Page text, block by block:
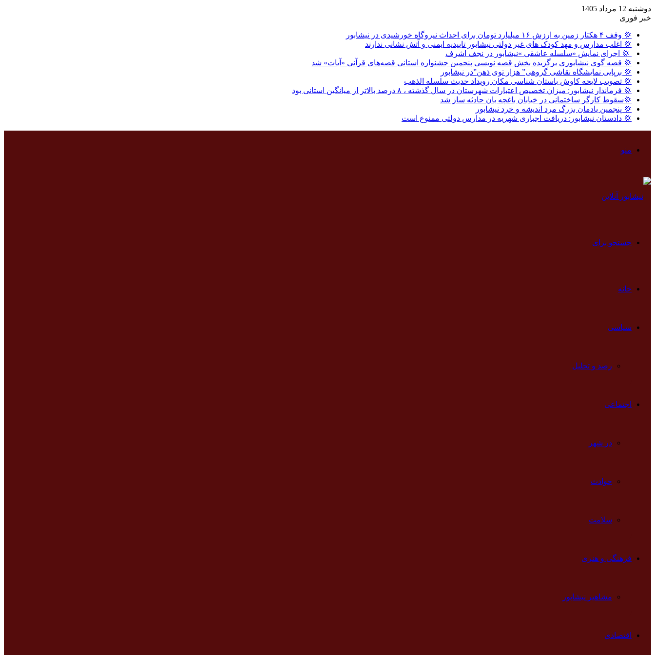
دوشنبه 12 مرداد 1405
خبر فوری
💢 وقف ۴ هکتار زمین به ارزش ۱۶ میلیارد تومان برای احداث نیروگاه خورشیدی در نیشابور
💢 اغلب مدارس و مهد کودک های غیر دولتی نیشابور تاییدیه ایمنی و آتش نشانی ندارند
‍ 💢 اجرای نمایش «سلسله عاشقی »نیشابور در نجف اشرف
💢 قصه گوی نیشابوری برگزیده بخش قصه نویسی پنجمین جشنواره استانی قصه‌های قرآنی «آیات» شد
💢 برپایی نمایشگاه نقاشی گروهی” هزار توی ذهن”در نیشابور
💢 تصویب لایحه کاوش باستان شناسی مکان رویداد حدیث سلسله الذهب
💢 فرماندار نیشابور: میزان تخصیص اعتبارات شهرستان در سال گذشته ، ۸ درصد بالاتر از میانگین استانی بود
💢سقوط کارگر ساختمانی در خیابان باغچه بان حادثه ساز شد
💢 پنجمین یادمان بزرگ مرد اندیشه و خرد نیشابور
💢 دادستان نیشابور: دریافت اجباری شهریه در مدارس دولتی ممنوع است
منو
جستجو برای
خانه
سیاسی
رصد و تحلیل
اجتماعی
در شهر
حوادث
سلامت
فرهنگی و هنری
مشاهیر نیشابور
اقتصادی